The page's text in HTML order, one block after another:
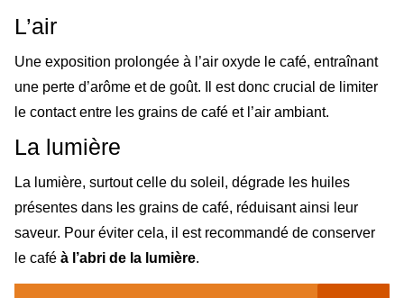
L’air
Une exposition prolongée à l’air oxyde le café, entraînant
une perte d’arôme et de goût. Il est donc crucial de limiter
le contact entre les grains de café et l’air ambiant.
La lumière
La lumière, surtout celle du soleil, dégrade les huiles
présentes dans les grains de café, réduisant ainsi leur
saveur. Pour éviter cela, il est recommandé de conserver
le café à l’abri de la lumière.